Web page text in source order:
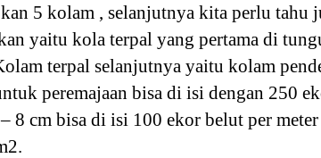
5 kolam , selanjutnya kita perlu tahu
yaitu kola terpal yang pertama di
terpal selanjutnya yaitu kolam
peremajaan bisa di isi dengan 250
8 cm bisa di isi 100 ekor belut per